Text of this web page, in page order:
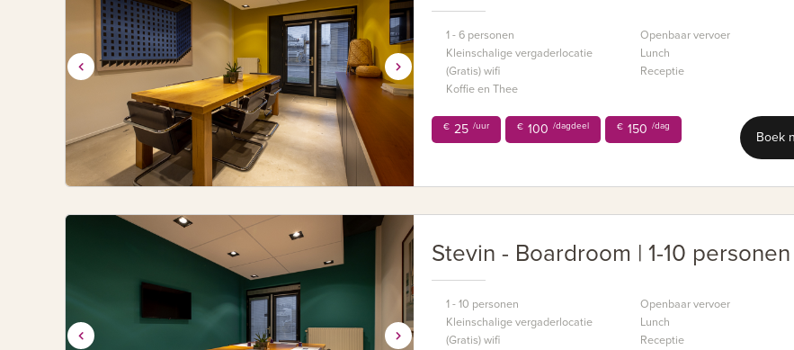
1 - 6 personen
Kleinschalige vergaderlocatie
(Gratis) wifi
Koffie en Thee
Openbaar vervoer
Lunch
Receptie
€ 25 /uur € 100 /dagdeel € 150 /dag
Boek
Stevin - Boardroom | 1-10 personen
1 - 10 personen
Kleinschalige vergaderlocatie
(Gratis) wifi
Openbaar vervoer
Lunch
Receptie